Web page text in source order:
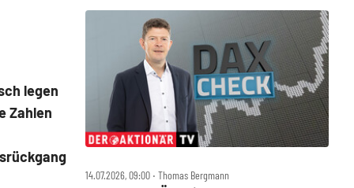
legen
Zahlen
14.07.2026, 09:00 ‧ Thomas Bergmann